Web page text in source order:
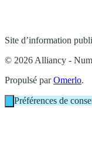
Site d’information
© 2026 Alliancy -
Propulsé parOmerlo.
Préférences de